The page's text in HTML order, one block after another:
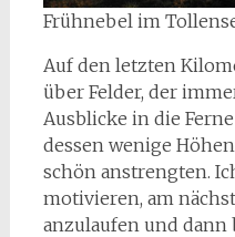
Frühnebel im
Auf den letzten
über Felder, der
Ausblicke in die
dessen wenige
schön anstrengten.
motivieren, am
anzulaufen und dann